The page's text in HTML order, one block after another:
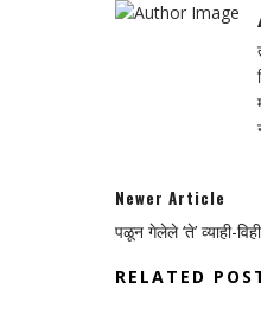
Newer Article
पळून गेलेले ‘ते’ व्याही-
RELATED